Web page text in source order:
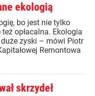
ekologią
bo jest nie tylko
opłacalna. Ekologia
duże zyski – mówi Piotr
Remontowa
skrzydeł